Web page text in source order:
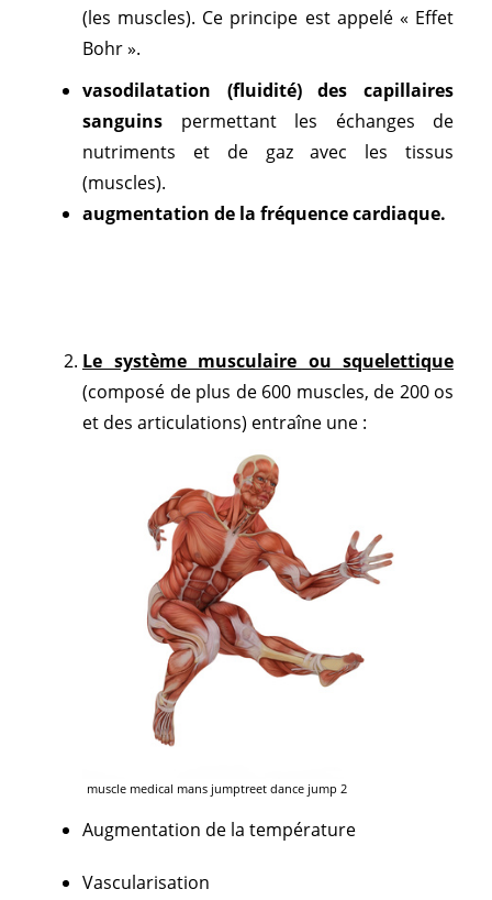
(les muscles). Ce principe est appelé « Effet
Bohr ».
vasodilatation (fluidité) des capillaires
sanguins permettant les échanges de
nutriments et de gaz avec les tissus
(muscles).
augmentation de la fréquence cardiaque.
Le système musculaire ou squelettique
(composé de plus de 600 muscles, de 200 os
et des articulations) entraîne une :
muscle medical mans jumptreet dance jump 2
Augmentation de la température
Vascularisation